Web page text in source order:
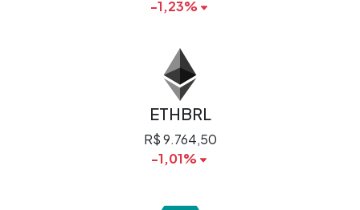
-1,23%
ETHBRL
R$ 9.764,50
-1,01%